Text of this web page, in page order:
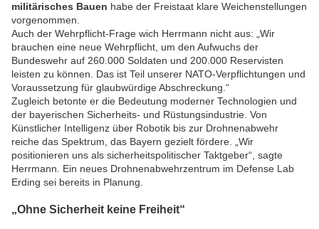
militärisches Bauen habe der Freistaat klare Weichenstellungen
vorgenommen.
Auch der Wehrpflicht-Frage wich Herrmann nicht aus: „Wir
brauchen eine neue Wehrpflicht, um den Aufwuchs der
Bundeswehr auf 260.000 Soldaten und 200.000 Reservisten
leisten zu können. Das ist Teil unserer NATO-Verpflichtungen und
Voraussetzung für glaubwürdige Abschreckung.“
Zugleich betonte er die Bedeutung moderner Technologien und
der bayerischen Sicherheits- und Rüstungsindustrie. Von
Künstlicher Intelligenz über Robotik bis zur Drohnenabwehr
reiche das Spektrum, das Bayern gezielt fördere. „Wir
positionieren uns als sicherheitspolitischer Taktgeber“, sagte
Herrmann. Ein neues Drohnenabwehrzentrum im Defense Lab
Erding sei bereits in Planung.
„Ohne Sicherheit keine Freiheit“